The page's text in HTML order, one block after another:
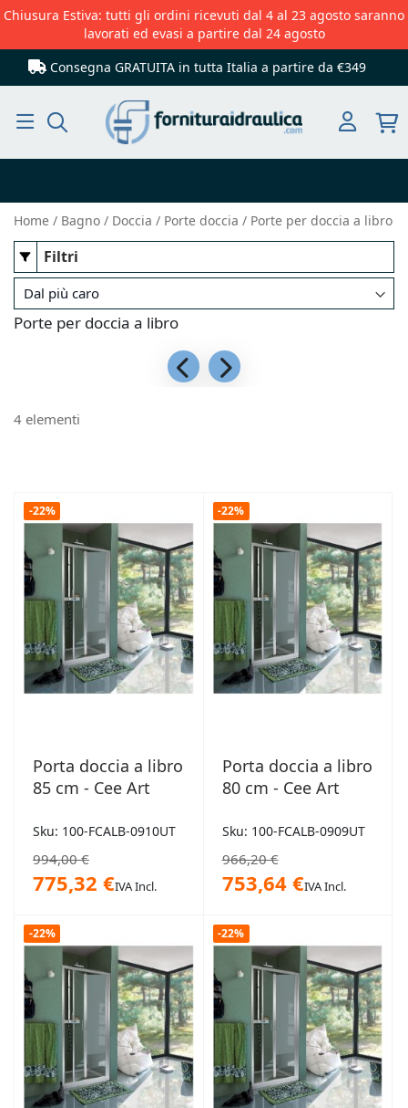
Chiusura Estiva: tutti gli ordini ricevuti dal 4 al 23 agosto saranno
lavorati ed evasi a partire dal 24 agosto
Consegna GRATUITA in tutta Italia a partire da €349
Home Bagno Doccia Porte doccia Porte per doccia a libro
Porte per doccia a libro
4 elementi
-22%
Porta doccia a libro
85 cm - Cee Art
Sku: 100-FCALB-0910UT
994,00 €
775,32 €IVA Incl.
-22%
Porta doccia a libro
80 cm - Cee Art
Sku: 100-FCALB-0909UT
966,20 €
753,64 €IVA Incl.
-22% -22%
Filtri